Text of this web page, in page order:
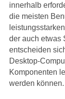
innerhalb
die meisten
der auch etwas
entscheiden
Desktop-
Komponenten
werden können.